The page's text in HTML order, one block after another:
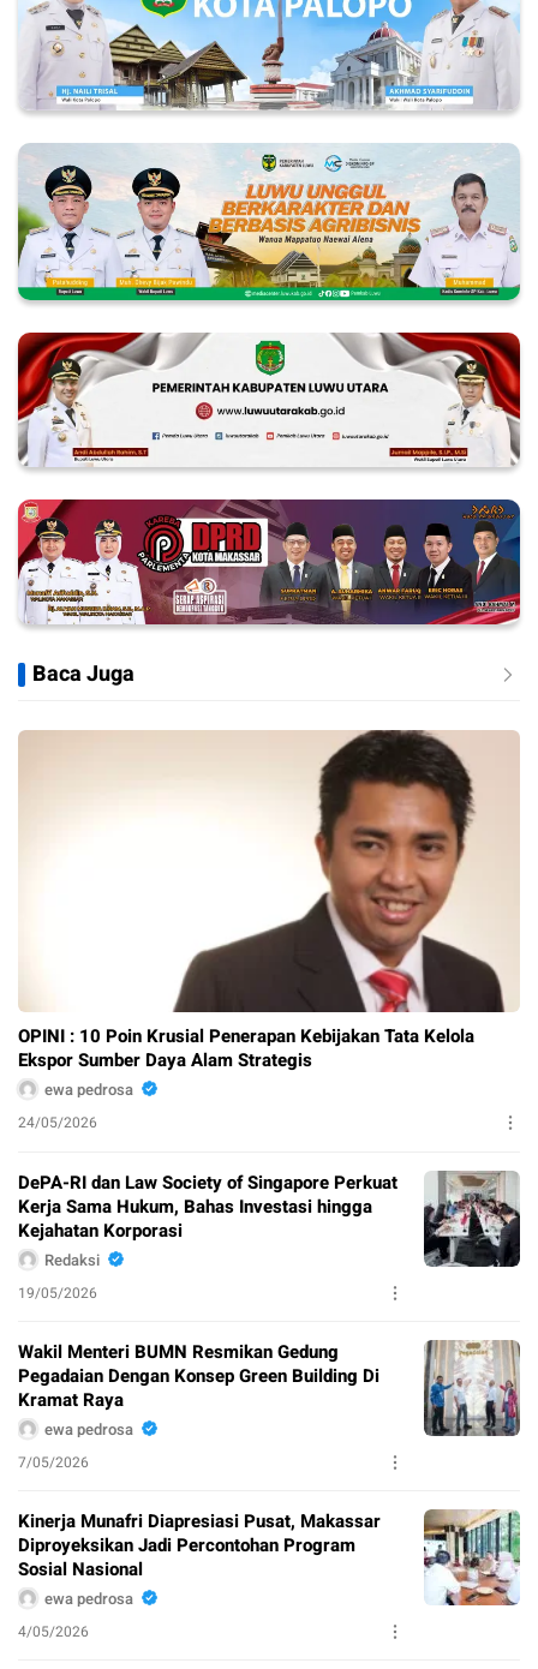
Baca Juga
OPINI : 10 Poin Krusial Penerapan Kebijakan Tata Kelola
Ekspor Sumber Daya Alam Strategis
ewa pedrosa
24/05/2026
DePA-RI dan Law Society of Singapore Perkuat
Kerja Sama Hukum, Bahas Investasi hingga
Kejahatan Korporasi
Redaksi
19/05/2026
Wakil Menteri BUMN Resmikan Gedung
Pegadaian Dengan Konsep Green Building Di
Kramat Raya
ewa pedrosa
7/05/2026
Kinerja Munafri Diapresiasi Pusat, Makassar
Diproyeksikan Jadi Percontohan Program
Sosial Nasional
ewa pedrosa
4/05/2026